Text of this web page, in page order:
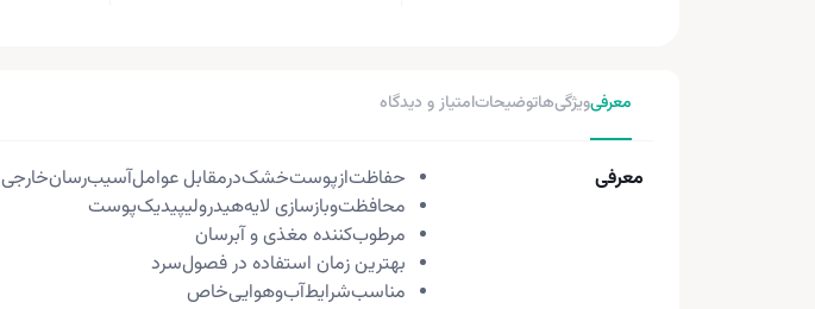
معرفیویژگی‌هاتوضیحاتامتیاز و دیدگاه
معرفی
حفاظت‌از‌پوست‌خشک‌در‌مقابل عوامل‌آسیب‌رسان‌خارجی
محافظت‌و‌بازسازی لایه‌هیدرولیپیدیک‌پوست
مرطوب‌کننده‌‌ مغذی و آبرسان
بهترین زمان استفاده در فصول‌سرد
مناسب‌شرایط‌آب‌و‌هوایی‌خاص‌